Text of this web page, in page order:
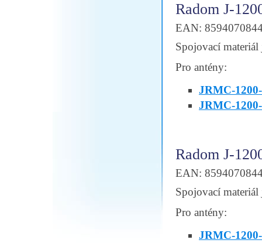
Radom J-
EAN:
Spojovací materiál
Pro antény:
JRMC-
JRMC-
Radom J-
EAN:
Spojovací materiál
Pro antény:
JRMC-